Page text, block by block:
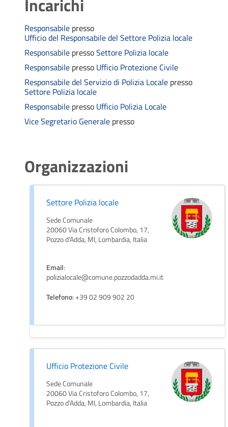
Incarichi
Responsabile presso
Ufficio del Responsabile del Settore Polizia locale
Responsabile pressoSettore Polizia locale
Responsabile presso Ufficio Protezione Civile
Responsabile del Servizio di Polizia Locale presso
Settore Polizia locale
Responsabile presso Ufficio Polizia Locale
Vice Segretario Generale presso
Organizzazioni
Settore Polizia locale
Sede Comunale
20060 Via Cristoforo Colombo, 17,
Pozzo d'Adda, MI, Lombardia, Italia
Email:
polizialocale@comune.pozzodadda.mi.it
Telefono: +39 02 909 902 20
Ufficio Protezione Civile
Sede Comunale
20060 Via Cristoforo Colombo, 17,
Pozzo d'Adda, MI, Lombardia, Italia